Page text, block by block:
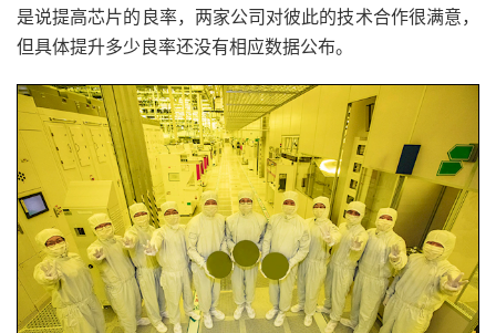
是说提高芯片的良率，两家公司对彼此的技术合作很满意，
但具体提升多少良率还没有相应数据公布。